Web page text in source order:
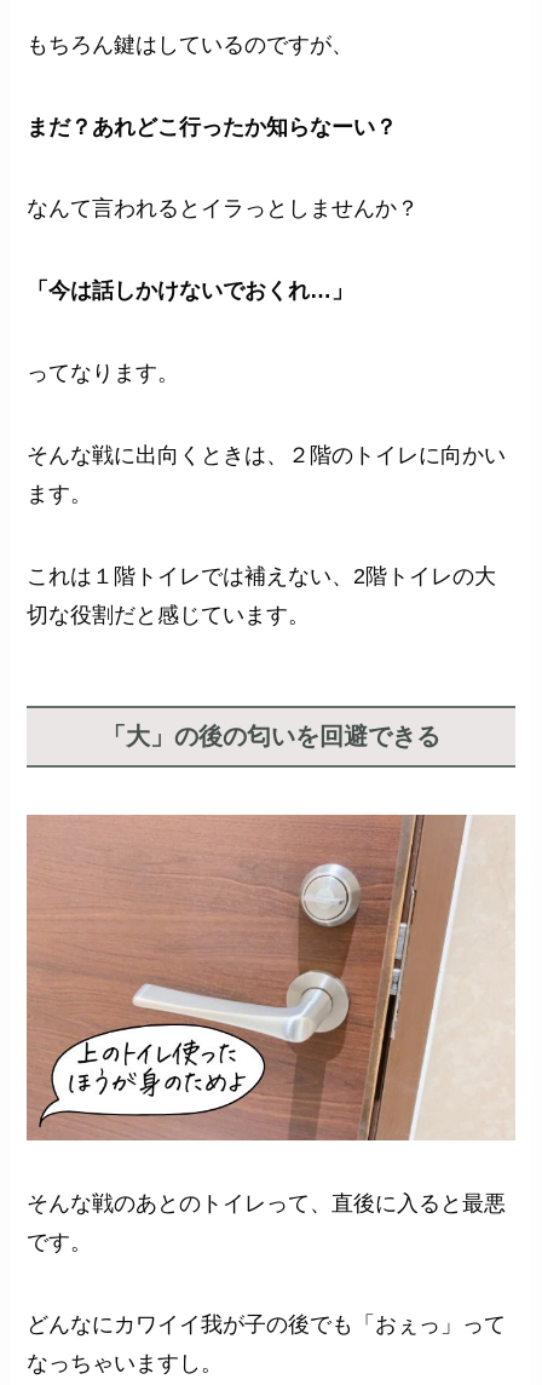
もちろん鍵はしているのですが、
まだ？あれどこ行ったか知らなーい？
なんて言われるとイラっとしませんか？
「今は話しかけないでおくれ…」
ってなります。
そんな戦に出向くときは、２階のトイレに向かい
ます。
これは１階トイレでは補えない、2階トイレの大
切な役割だと感じています。
「大」の後の匂いを回避できる
そんな戦のあとのトイレって、直後に入ると最悪
です。
どんなにカワイイ我が子の後でも「おぇっ」って
なっちゃいますし。